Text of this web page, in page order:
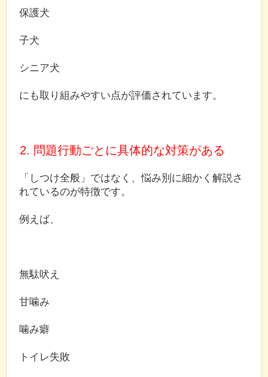
保護犬
子犬
シニア犬
にも取り組みやすい点が評価されています。
2. 問題行動ごとに具体的な対策がある
「しつけ全般」ではなく、悩み別に細かく解説さ
れているのが特徴です。
例えば、
無駄吠え
甘噛み
噛み癖
トイレ失敗